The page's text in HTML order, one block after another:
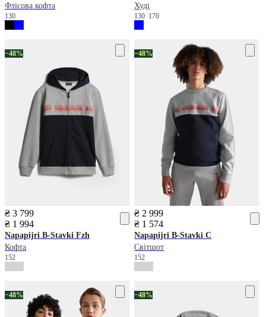
Флісова кофта
130
Худі
130 170
−48%
₴ 3 799
₴ 1 994
Napapijri B-Stavki Fzh
Кофта
152
−48%
₴ 2 999
₴ 1 574
Napapijri B-Stavki C
Світшот
152
−48% −48%